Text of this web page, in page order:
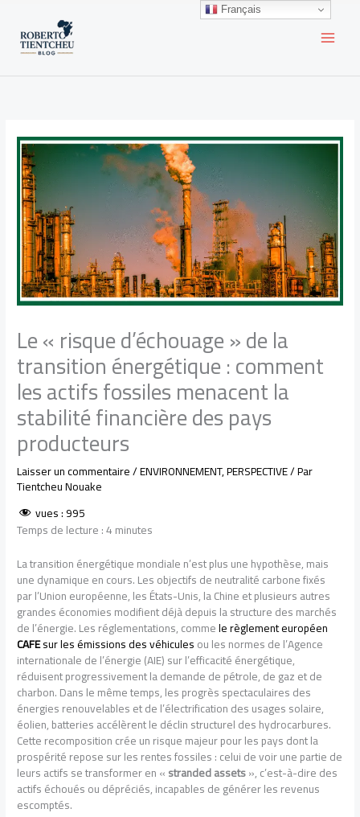
contenu
Le « risque d’échouage » de la
transition énergétique : comment
les actifs fossiles menacent la
stabilité financière des pays
producteurs
Laisser un commentaire/ENVIRONNEMENT,PERSPECTIVE/ Par
Tientcheu Nouake
vues :995
Temps de lecture :4minutes
La transition énergétique mondiale n’est plus une hypothèse, mais
une dynamique en cours. Les objectifs de neutralité carbone fixés
par l’Union européenne, les États-Unis, la Chine et plusieurs autres
grandes économies modifient déjà depuis la structure des marchés
de l’énergie. Les réglementations, commele règlement européen
CAFEsur les émissions des véhiculesou les normes de l’Agence
internationale de l’énergie (AIE) sur l’efficacité énergétique,
réduisent progressivement la demande de pétrole, de gaz et de
charbon. Dans le même temps, les progrès spectaculaires des
énergies renouvelables et de l’électrification des usages solaire,
éolien, batteries accélèrent le déclin structurel des hydrocarbures.
Cette recomposition crée un risque majeur pour les pays dont la
prospérité repose sur les rentes fossiles : celui de voir une partie de
leurs actifs se transformer en «stranded assets», c’est-à-dire des
actifs échoués ou dépréciés, incapables de générer les revenus
escomptés.
Français